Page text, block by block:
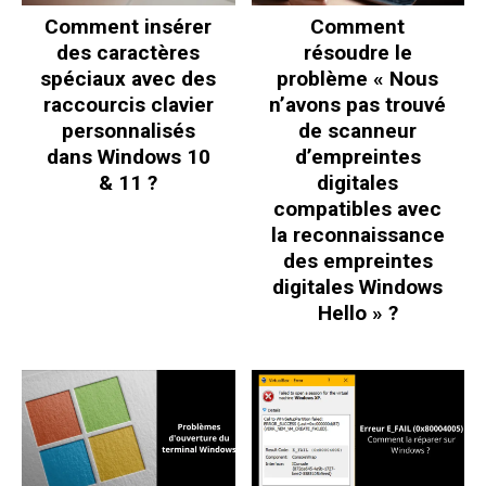
Comment insérer
des caractères
spéciaux avec des
raccourcis clavier
personnalisés
dans Windows 10
& 11 ?
Comment
résoudre le
problème « Nous
n’avons pas trouvé
de scanneur
d’empreintes
digitales
compatibles avec
la reconnaissance
des empreintes
digitales Windows
Hello » ?